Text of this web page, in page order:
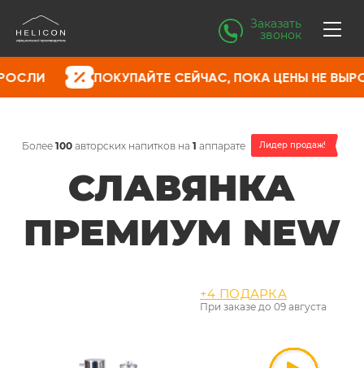
Заказать
звонок
ПОКУПАЙТЕ СЕЙЧАС, ПОКА ЦЕНЫ НЕ ВЫРОСЛИ
СЛАВЯНКА
ПРЕМИУМ NEW
Более 100авторских напитков на 1 аппарате Лидер продаж!
+4 ПОДАРКА
При заказе до09 августа